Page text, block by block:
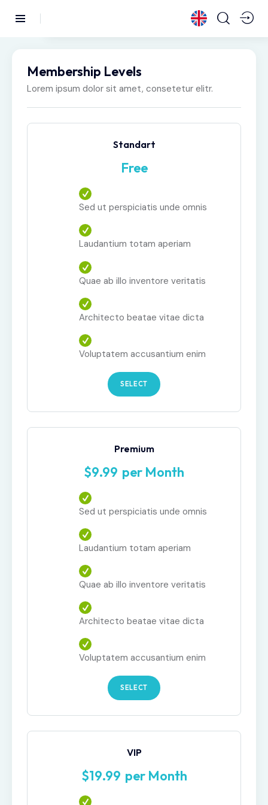
Membership Levels
Lorem ipsum dolor sit amet, consetetur elitr.
Standart
Free
Sed ut perspiciatis unde omnis
Laudantium totam aperiam
Quae ab illo inventore veritatis
Architecto beatae vitae dicta
Voluptatem accusantium enim
SELECT
Premium
$9 99 per Month
Sed ut perspiciatis unde omnis
Laudantium totam aperiam
Quae ab illo inventore veritatis
Architecto beatae vitae dicta
Voluptatem accusantium enim
SELECT
VIP
$1999 per Month